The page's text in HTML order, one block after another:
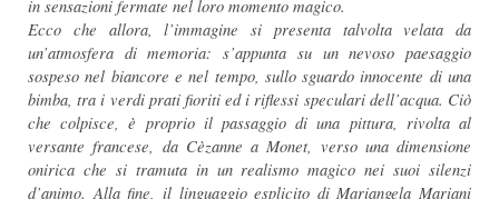
in sensazioni fermate nel loro momento magico.
Ecco che allora, l’immagine si presenta talvolta velata da
un’atmosfera di memoria: s’appunta su un nevoso paesaggio
sospeso nel biancore e nel tempo, sullo sguardo innocente di una
bimba, tra i verdi prati fioriti ed i riflessi speculari dell’acqua. Ciò
che colpisce, è proprio il passaggio di una pittura, rivolta al
versante francese, da Cèzanne a Monet, verso una dimensione
onirica che si tramuta in un realismo magico nei suoi silenzi
d’animo. Alla fine, il linguaggio esplicito di Mariangela Mariani